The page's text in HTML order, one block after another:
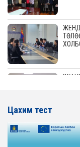
Цахим тест